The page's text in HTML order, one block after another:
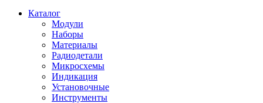
Каталог
Модули
Наборы
Материалы
Радиодетали
Микросхемы
Индикация
Установочные
Инструменты